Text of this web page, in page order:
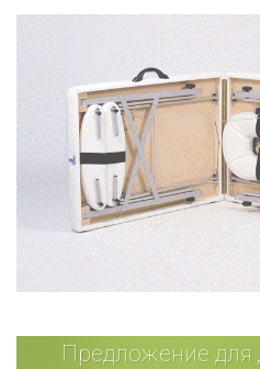
Предложение для